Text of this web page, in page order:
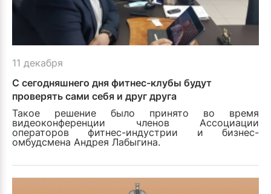
11 декабря
С сегодняшнего дня фитнес-клубы будут
проверять сами себя и друг друга
Такое решение было принято во время
видеоконференции членов Ассоциации
операторов фитнес-индустрии и бизнес-
омбудсмена Андрея Лабыгина.